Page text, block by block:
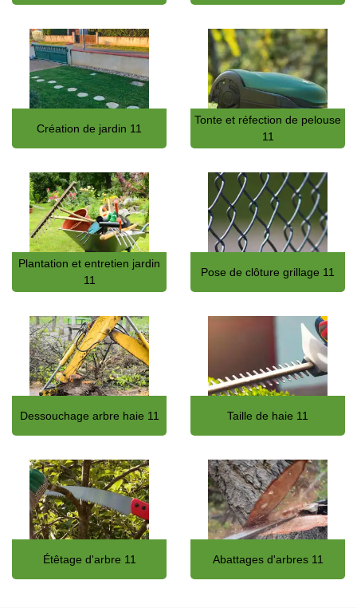
Création de jardin 11
Tonte et réfection de pelouse
11
Plantation et entretien jardin
11
Pose de clôture grillage 11
Dessouchage arbre haie 11 Taille de haie 11
Étêtage d'arbre 11 Abattages d'arbres 11